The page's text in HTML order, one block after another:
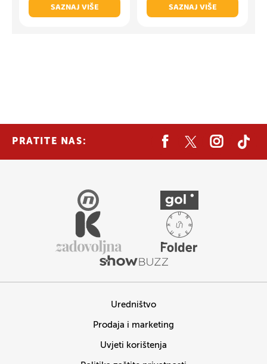
SAZNAJ VIŠE
SAZNAJ VIŠE
PRATITE NAS:
Uredništvo
Prodaja i marketing
Uvjeti korištenja